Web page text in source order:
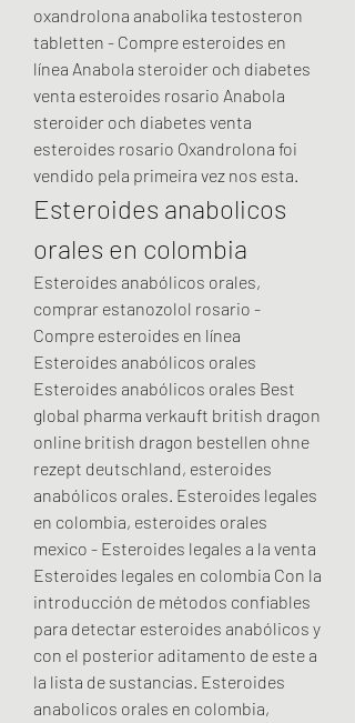
oxandrolona anabolika testosteron
tabletten - Compre esteroides en
línea Anabola steroider och diabetes
venta esteroides rosario Anabola
steroider och diabetes venta
esteroides rosario Oxandrolona foi
vendido pela primeira vez nos esta.
Esteroides anabolicos
orales en colombia
Esteroides anabólicos orales,
comprar estanozolol rosario -
Compre esteroides en línea
Esteroides anabólicos orales
Esteroides anabólicos orales Best
global pharma verkauft british dragon
online british dragon bestellen ohne
rezept deutschland, esteroides
anabólicos orales. Esteroides legales
en colombia, esteroides orales
mexico - Esteroides legales a la venta
Esteroides legales en colombia Con la
introducción de métodos confiables
para detectar esteroides anabólicos y
con el posterior aditamento de este a
la lista de sustancias. Esteroides
anabolicos orales en colombia,